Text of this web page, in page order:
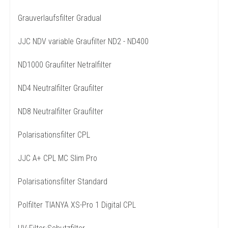
Grauverlaufsfilter Gradual
JJC NDV variable Graufilter ND2 - ND400
ND1000 Graufilter Netralfilter
ND4 Neutralfilter Graufilter
ND8 Neutralfilter Graufilter
Polarisationsfilter CPL
JJC A+ CPL MC Slim Pro
Polarisationsfilter Standard
Polfilter TIANYA XS-Pro 1 Digital CPL